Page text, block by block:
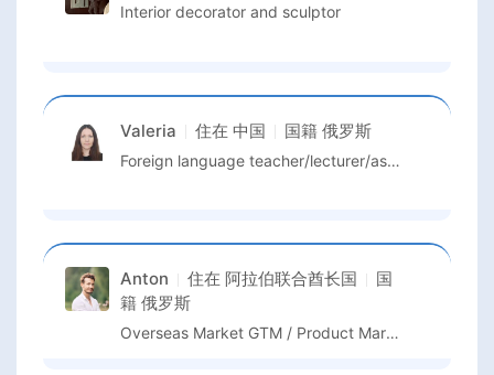
Interior decorator and sculptor
Valeria 住在 中国 国籍 俄罗斯
Foreign language teacher/lecturer/assistant professor
Anton 住在 阿拉伯联合酋长国
国
籍 俄罗斯
Overseas Market GTM / Product Marketing Lead